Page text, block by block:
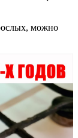
можно